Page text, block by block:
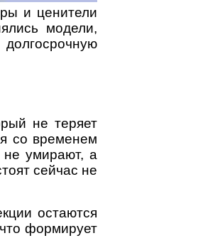
и ценители
модели,
не теряет
со временем
не умирают, а
сейчас не
остаются
формирует